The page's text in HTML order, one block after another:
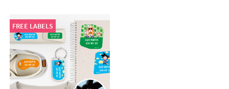
FREE LABELS